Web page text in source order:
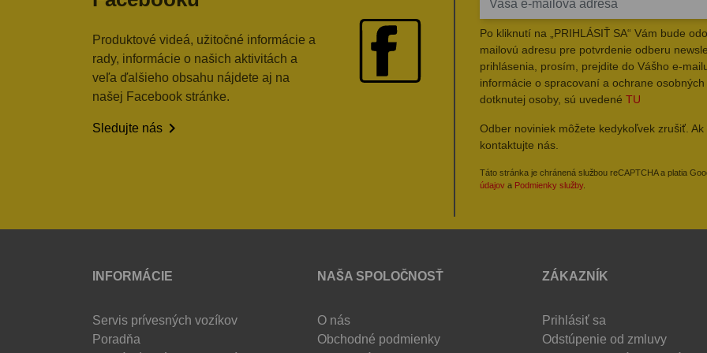
Produktové videá, užitočné informácie a
rady, informácie o našich aktivitách a
veľa ďalšieho obsahu nájdete aj na
našej Facebook stránke.
Sledujte nás 
Po kliknutí na „PRIHLÁSIŤ SA“ Vám bude
mailovú adresu pre potvrdenie odberu
prihlásenia, prosím, prejdite do Vášho e-
informácie o spracovaní a ochrane
dotknutej osoby, sú uvedené TU
Odber noviniek môžete kedykoľvek zrušiť.
kontaktujte nás.
Táto stránka je chránená službou reCAPTCHA a platia
údajov a Podmienky služby.
INFORMÁCIE
Servis prívesných vozíkov
Poradňa
NAŠA SPOLOČNOSŤ
O nás
Obchodné podmienky
ZÁKAZNÍK
Prihlásiť sa
Odstúpenie od zmluvy